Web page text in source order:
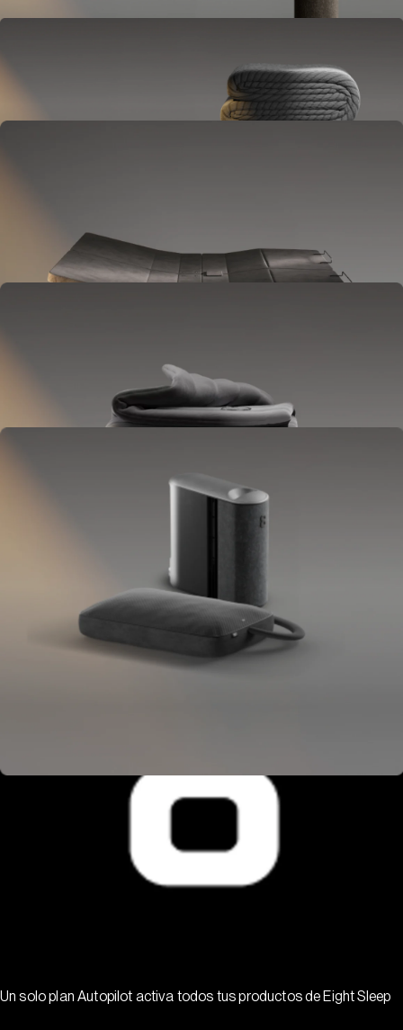
Cover
Ajusta la temperatura y monitorea tu sueño.
OPCIONAL
Se eleva para liberar presión, reducir los ronquidos, y reproducir
OPCIONAL
Blanket
Se coloca en tu cama como un relleno de edredón.
Ofrece control de temperatura en todo el cuerpo.
OPCIONAL
Un solo plan Autopilot activa todos tus productos de Eight Sleep